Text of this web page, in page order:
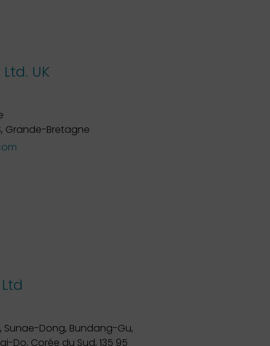
UK
Grande-Bretagne
Sunae-Dong, Bundang-Gu,
Do, Corée du Sud, 135 95